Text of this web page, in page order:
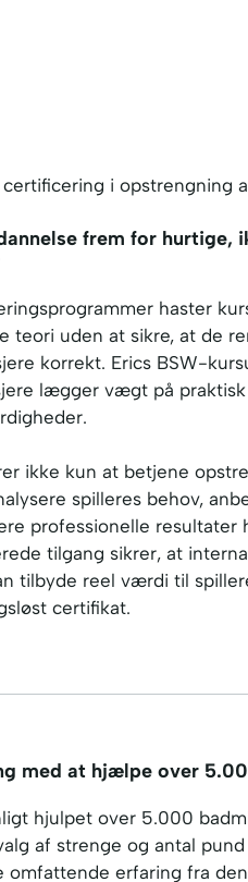
i opstrengning
frem for hurtige,
haster
teori uden at sikre, at de
korrekt. Erics BSW-
lægger vægt på
ikke kun at betjene
spilleres behov,
professionelle resultater
tilgang sikrer, at
tilbyde reel værdi til
certifikat.
med at hjælpe over
hjulpet over 5.000
af strenge og antal
omfattende erfaring fra